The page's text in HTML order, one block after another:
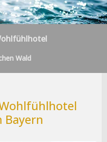
Wald
Bayern